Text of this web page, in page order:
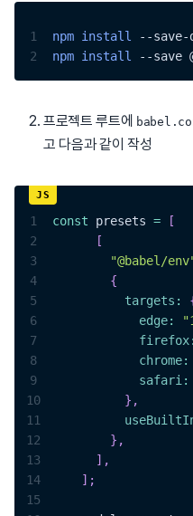
1 npm install --save-
2
npm install --save
프로젝트 루트에
고 다음과 같이 작성
1 const presets =
[
2
[
3
"@babel/
4
{
5
targets :
6
edge:
7
firefox:
8
chrome:
9
safari :
10
} ,
11
12
} ,
13
] ,
14
] ;
15